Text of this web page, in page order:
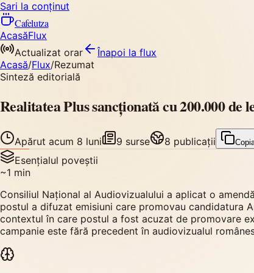
Sari la conținut
Cafelutza
AcasăFlux
Actualizat orar
Înapoi la flux
Acasă/Flux/Rezumat
Sinteză editorială
Realitatea Plus sancționată cu 200.000
Apărut acum 8 luni 9 surse 8 publicații
Esențialul poveștii
~1 min
Consiliul Național al Audiovizualului a aplicat o
postul a difuzat emisiuni care promovau candidatura
contextul în care postul a fost acuzat de promovare
campanie este fără precedent în audiovizualul